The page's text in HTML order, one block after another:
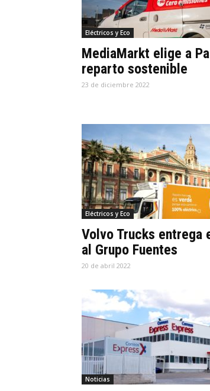
Eléctricos y Eco
MediaMarkt elige a
reparto sostenible
23 de diciembre 2022
Eléctricos y Eco
Volvo Trucks entrega
al Grupo Fuentes
20 de abril 2022
Noticias